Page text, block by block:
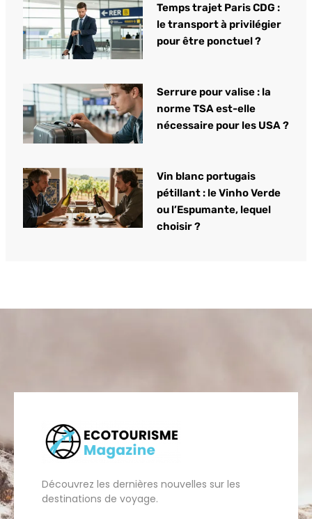
Temps trajet Paris CDG :
le transport à privilégier
pour être ponctuel ?
Serrure pour valise : la
norme TSA est-elle
nécessaire pour les USA ?
Vin blanc portugais
pétillant : le Vinho Verde
ou l’Espumante, lequel
choisir ?
Découvrez les dernières nouvelles sur les
destinations de voyage.